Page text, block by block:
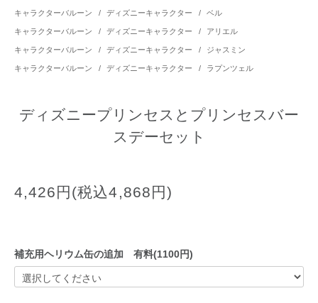
キャラクターバルーン / ディズニーキャラクター / ベル
キャラクターバルーン / ディズニーキャラクター / アリエル
キャラクターバルーン / ディズニーキャラクター / ジャスミン
キャラクターバルーン / ディズニーキャラクター / ラプンツェル
ディズニープリンセスとプリンセスバー
スデーセット
4,426円(税込4,868円)
補充用ヘリウム缶の追加 有料(1100円)